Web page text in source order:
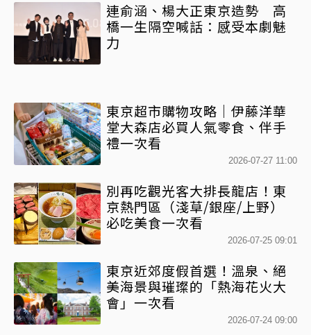
連俞涵、楊大正東京造勢 高
橋一生隔空喊話：感受本劇魅
力
東京超市購物攻略｜伊藤洋華
堂大森店必買人氣零食、伴手
禮一次看
2026-07-27 11:00
別再吃觀光客大排長龍店！東
京熱門區（淺草/銀座/上野）
必吃美食一次看
2026-07-25 09:01
東京近郊度假首選！溫泉、絕
美海景與璀璨的「熱海花火大
會」一次看
2026-07-24 09:00